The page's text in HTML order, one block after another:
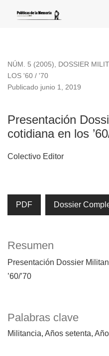
Presentación Dossier
NÚM. 5 (2005), DOSSIER
LOS '60 / '70
Presentación
cotidiana en los
Publicado junio 1, 2019
Colectivo Editor
PDF Dossier
Palabras clave
Militancia Años setenta
Resumen
Presentación Dossier
’60/’70